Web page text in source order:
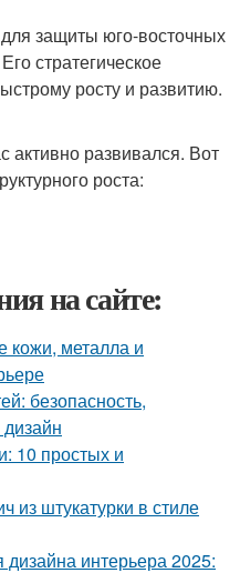
защиты юго-восточных
стратегическое
росту и развитию.
активно развивался. Вот
роста:
на сайте:
кожи, металла и
безопасность,
10 простых и
из штукатурки в стиле
интерьера 2025: